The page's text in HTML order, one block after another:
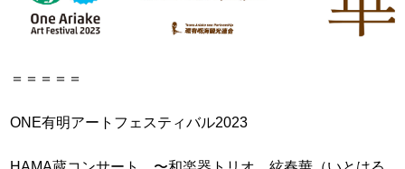
＝＝＝＝＝
ONE有明アートフェスティバル2023